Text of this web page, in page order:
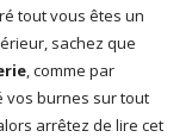
tout vous êtes un
sachez que
, comme par
vos burnes sur tout
arrêtez de lire cet